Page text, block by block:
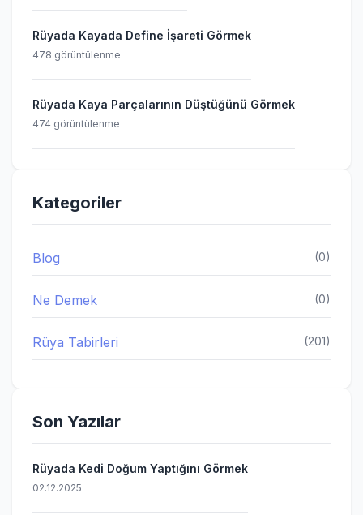
Rüyada Kayada Define İşareti Görmek
478 görüntülenme
Rüyada Kaya Parçalarının Düştüğünü Görmek
474 görüntülenme
Kategoriler
Blog (0)
Ne Demek (0)
Rüya Tabirleri (201)
Son Yazılar
Rüyada Kedi Doğum Yaptığını Görmek
02.12.2025